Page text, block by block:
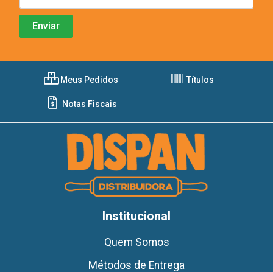
Meus Pedidos Títulos
Notas Fiscais
Institucional
Quem Somos
Métodos de Entrega